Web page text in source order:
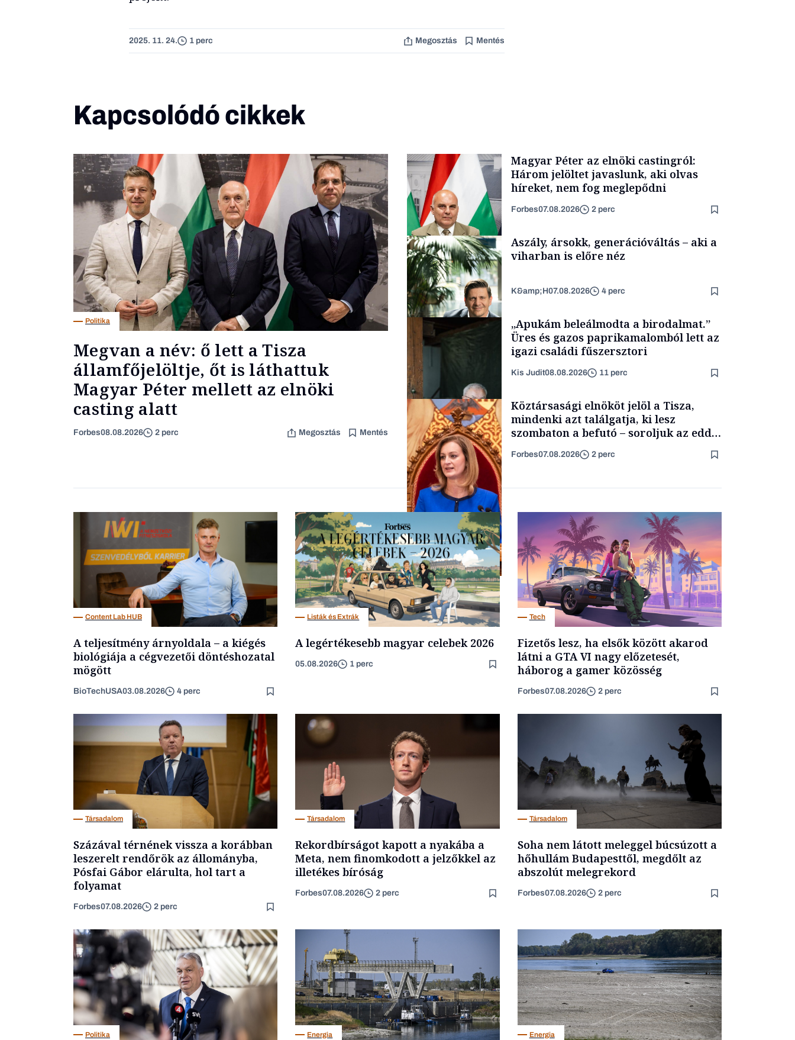
2025. 11. 24. 1 perc Megosztás Mentés
Kapcsolódó cikkek
Politika
Megvan a név: ő lett a Tisza
államfőjelöltje, őt is láthattuk
Magyar Péter mellett az elnöki
casting alatt
Forbes08.08.2026 2 perc Megosztás Mentés
Politika
Magyar Péter az elnöki castingról:
Három jelöltet javaslunk, aki olvas
híreket, nem fog meglepődni
Forbes07.08.2026 2 perc
TÁMOGATÓI
TARTALOM
Aszály, ársokk, generációváltás – aki a
viharban is előre néz
K&amp;H07.08.2026 4 perc
Családi vállalkozások
„Apukám beleálmodta a birodalmat.”
Üres és gazos paprikamalomból lett az
igazi családi fűszersztori
Kis Judit08.08.2026 11 perc
Politika
Köztársasági elnököt jelöl a Tisza,
mindenki azt találgatja, ki lesz
szombaton a befutó – soroljuk az eddig
Forbes07.08.2026 2 perc
Content Lab HUB
A teljesítmény árnyoldala – a kiégés
biológiája a cégvezetői döntéshozatal
mögött
BioTechUSA03.08.2026 4 perc
Listák és Extrák
A legértékesebb magyar celebek 2026
05.08.2026 1 perc
Tech
Fizetős lesz, ha elsők között akarod
látni a GTA VI nagy előzetesét,
háborog a gamer közösség
Forbes07.08.2026 2 perc
Társadalom
Százával térnének vissza a korábban
leszerelt rendőrök az állományba,
Pósfai Gábor elárulta, hol tart a
folyamat
Forbes07.08.2026 2 perc
Társadalom
Rekordbírságot kapott a nyakába a
Meta, nem finomkodott a jelzőkkel az
illetékes bíróság
Forbes07.08.2026 2 perc
Társadalom
Soha nem látott meleggel búcsúzott a
hőhullám Budapesttől, megdőlt az
abszolút melegrekord
Forbes07.08.2026 2 perc
Politika Energia Energia